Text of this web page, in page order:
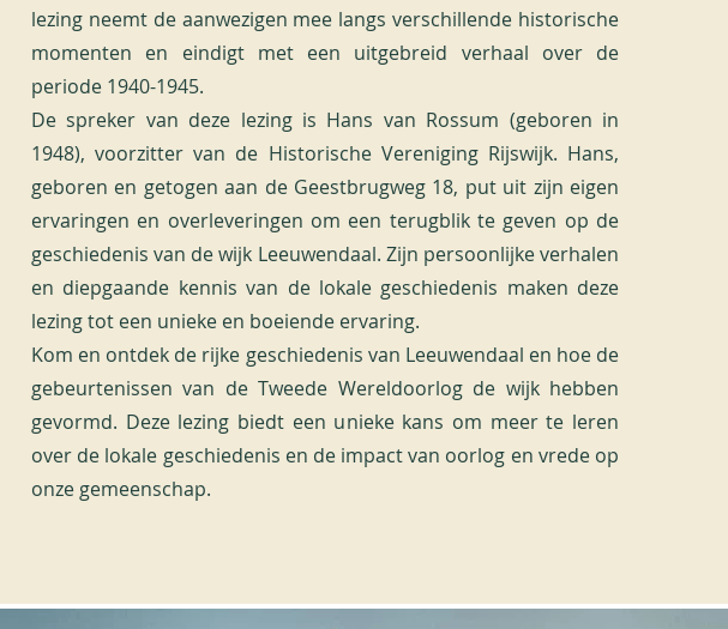
lezing neemt de aanwezigen mee langs verschillende historische
momenten en eindigt met een uitgebreid verhaal over de
periode 1940-1945.
De spreker van deze lezing is Hans van Rossum (geboren in
1948), voorzitter van de Historische Vereniging Rijswijk. Hans,
geboren en getogen aan de Geestbrugweg 18, put uit zijn eigen
ervaringen en overleveringen om een terugblik te geven op de
geschiedenis van de wijk Leeuwendaal. Zijn persoonlijke verhalen
en diepgaande kennis van de lokale geschiedenis maken deze
lezing tot een unieke en boeiende ervaring.
Kom en ontdek de rijke geschiedenis van Leeuwendaal en hoe de
gebeurtenissen van de Tweede Wereldoorlog de wijk hebben
gevormd. Deze lezing biedt een unieke kans om meer te leren
over de lokale geschiedenis en de impact van oorlog en vrede op
onze gemeenschap.